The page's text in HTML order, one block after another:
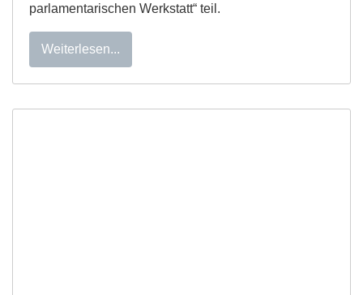
parlamentarischen Werkstatt“ teil.
Weiterlesen...